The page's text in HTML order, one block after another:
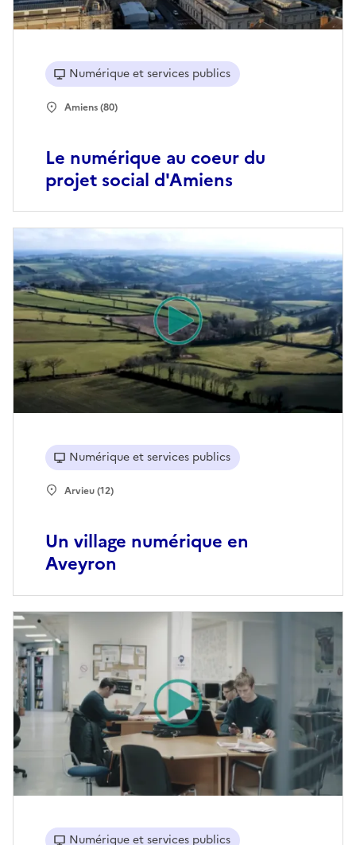
Le numérique au coeur du
projet social d'Amiens
Numérique et services publics
Amiens (80)
Un village numérique en
Aveyron
Numérique et services publics
Arvieu (12)
Numérique et services publics